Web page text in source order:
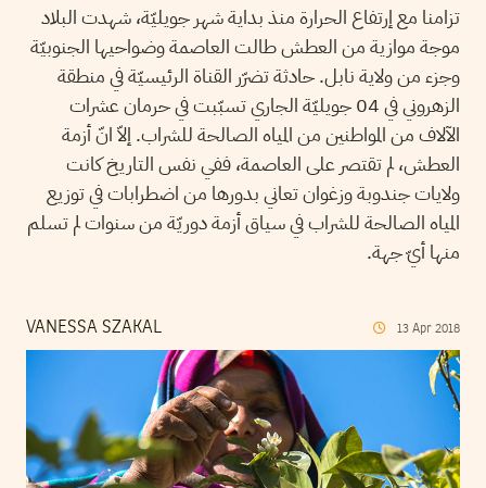
تزامنا مع إرتفاع الحرارة منذ بداية شهر جويليّة، شهدت البلاد
موجة موازية من العطش طالت العاصمة وضواحيها الجنوبيّة
وجزء من ولاية نابل. حادثة تضرّر القناة الرئيسيّة في منطقة
الزهروني في 04 جويليّة الجاري تسبّبت في حرمان عشرات
الآلاف من المواطنين من المياه الصالحة للشراب. إلاّ انّ أزمة
العطش، لم تقتصر على العاصمة، ففي نفس التاريخ كانت
ولايات جندوبة وزغوان تعاني بدورها من اضطرابات في توزيع
المياه الصالحة للشراب في سياق أزمة دوريّة من سنوات لم تسلم
منها أيّ جهة.
VANESSA SZAKAL 13 Apr 2018